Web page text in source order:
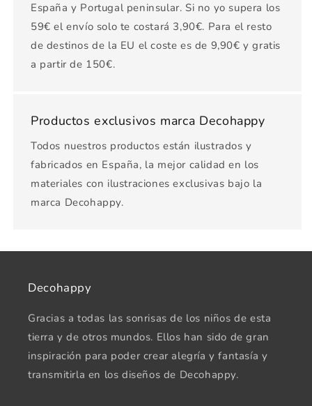
España y Portugal peninsular. Si no yo supera los
59€ el envío solo te costará 3,90€. Para el resto
de destinos de la EU el coste es de 9,90€ y gratis
a partir de 150€.
Productos exclusivos marca Decohappy
Todos nuestros productos están ilustrados y
fabricados en España, la mejor calidad en los
materiales con ilustraciones exclusivas bajo la
marca Decohappy.
Decohappy
Gracias a todas las sonrisas de los niños de esta
tierra y de otros mundos. Ellos han sido de gran
inspiración para poder crear alegría y fantasía y
transmitirla en los diseños de Decohappy.